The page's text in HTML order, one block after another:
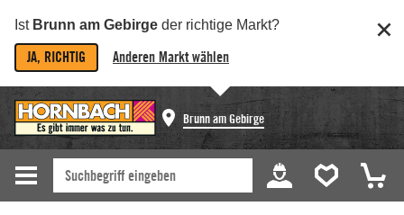
Ist Brunn am Gebirge der richtige Markt?
JA, RICHTIG Anderen Markt wählen
Brunn am Gebirge